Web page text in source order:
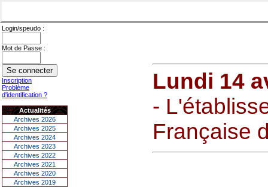
Login/speudo :
Mot de Passe :
Inscription
Problème
d'identification ?
Actualités
Archives 2026
Archives 2025
Archives 2024
Archives 2023
Archives 2022
Archives 2021
Archives 2020
Archives 2019
Lundi 14
-
Française